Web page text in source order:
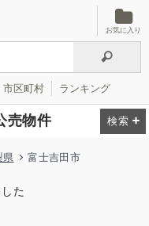
お気に入り
市区町村 ランキング
売物件
県 富士吉田市
た